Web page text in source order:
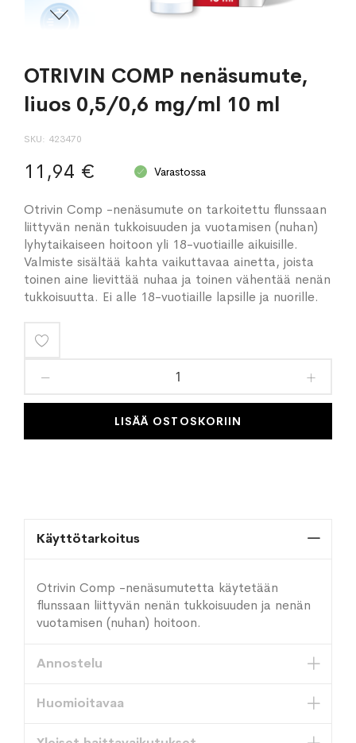
OTRIVIN COMP nenäsumute,
liuos 0,5/0,6 mg/ml 10 ml
SKU 423470
11,94 € Varastossa
Otrivin Comp -nenäsumute on tarkoitettu flunssaan
liittyvän nenän tukkoisuuden ja vuotamisen (nuhan)
lyhytaikaiseen hoitoon yli 18-vuotiaille aikuisille.
Valmiste sisältää kahta vaikuttavaa ainetta, joista
toinen aine lievittää nuhaa ja toinen vähentää nenän
tukkoisuutta. Ei alle 18-vuotiaille lapsille ja nuorille.
toivelistaan
LISÄÄ OSTOSKORIIN
Käyttötarkoitus
Otrivin Comp -nenäsumutetta käytetään
flunssaan liittyvän nenän tukkoisuuden ja nenän
vuotamisen (nuhan) hoitoon.
Annostelu
Huomioitavaa